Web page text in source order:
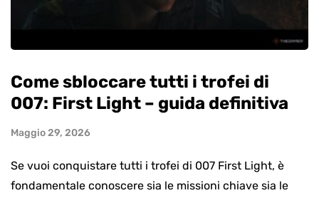
Come sbloccare tutti i trofei di
007: First Light – guida definitiva
Maggio 29, 2026
Se vuoi conquistare tutti i trofei di 007 First Light, è
fondamentale conoscere sia le missioni chiave sia le